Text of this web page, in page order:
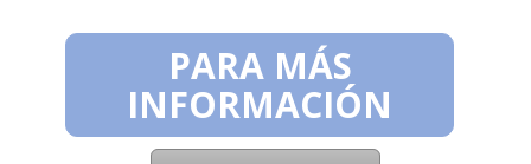
PARA MÁS
INFORMACIÓN